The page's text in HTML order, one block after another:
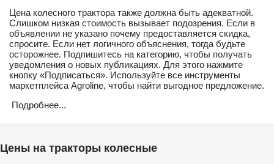
Цена колесного трактора также должна быть адекватной.
Слишком низкая стоимость вызывает подозрения. Если в
объявлении не указано почему предоставляется скидка,
спросите. Если нет логичного объяснения, тогда будьте
осторожнее. Подпишитесь на категорию, чтобы получать
уведомления о новых публикациях. Для этого нажмите
кнопку «Подписаться». Используйте все инструменты
маркетплейса Agroline, чтобы найти выгодное предложение.
Подробнее...
Цены на тракторы колесные